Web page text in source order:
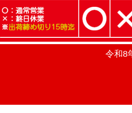
令和8